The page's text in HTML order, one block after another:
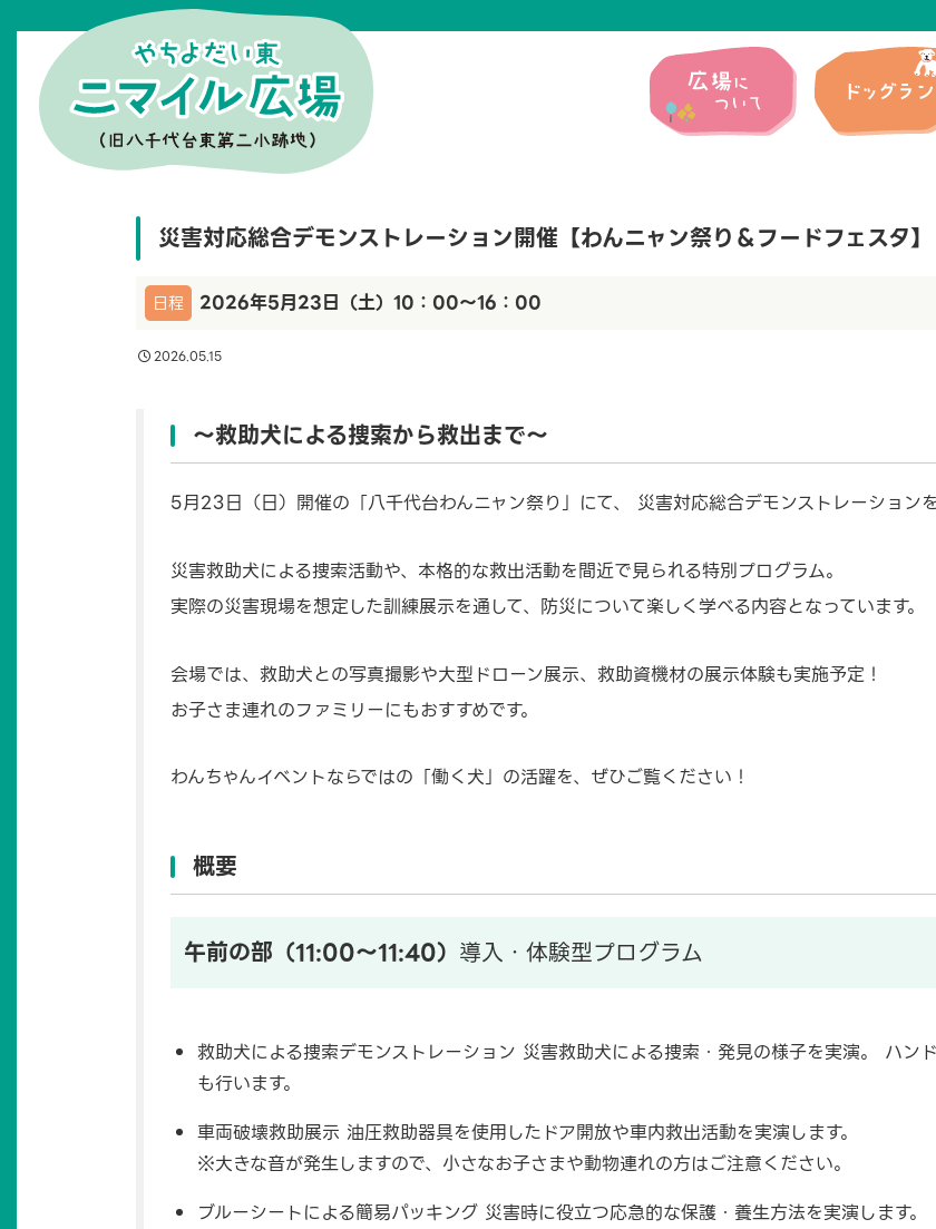
災害対応総合デモンストレーション開催【わんニャン祭り＆フードフェスタ】
日程 2026年5月23日（土）10：00～16：00
2026.05.15
～救助犬による捜索から救出まで～
5月23日（日）開催の「八千代台わんニャン祭り」にて、 災害対応総合デモンストレーション
災害救助犬による捜索活動や、本格的な救出活動を間近で見られる特別プログラム。
実際の災害現場を想定した訓練展示を通して、防災について楽しく学べる内容となっています。
会場では、救助犬との写真撮影や大型ドローン展示、救助資機材の展示体験も実施予定！
お子さま連れのファミリーにもおすすめです。
わんちゃんイベントならではの「働く犬」の活躍を、ぜひご覧ください！
概要
午前の部（11:00〜11:40） 導入・体験型プログラム
救助犬による捜索デモンストレーション 災害救助犬による捜索・発見の様子を実演。 ハン
も行います。
車両破壊救助展示 油圧救助器具を使用したドア開放や車内救出活動を実演します。
※大きな音が発生しますので、小さなお子さまや動物連れの方はご注意ください。
ブルーシートによる簡易パッキング 災害時に役立つ応急的な保護・養生方法を実演します。